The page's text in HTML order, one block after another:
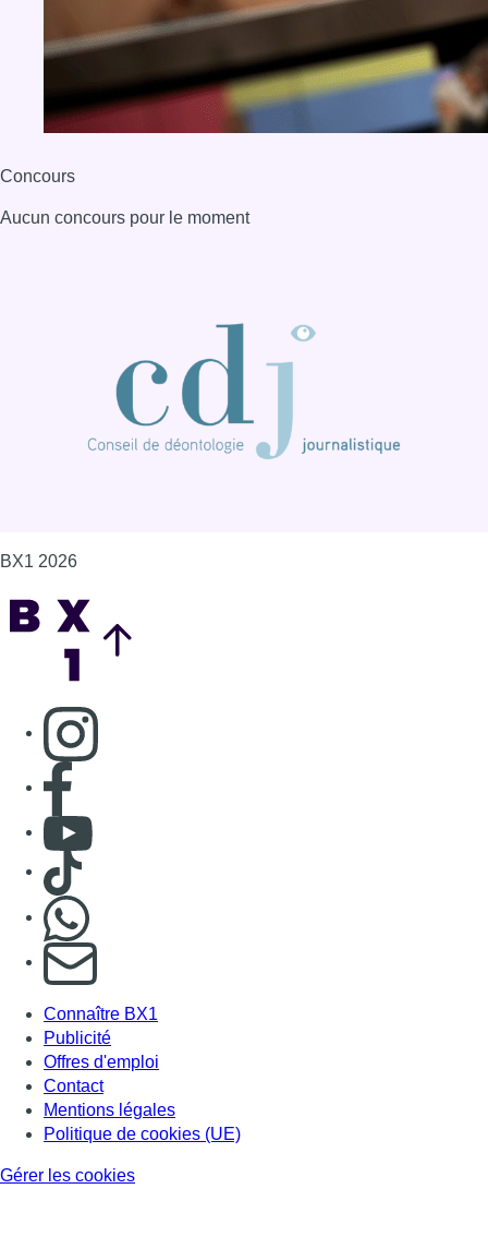
Concours
Aucun concours pour le moment
BX1 2026
Consulter page Instagram
Consulter page Facebook
Consulter Youtube
Consulter TikTok
S'abonner à notre newsletter
Connaître BX1
Publicité
Offres d'emploi
Contact
Mentions légales
Politique de cookies (UE)
Gérer les cookies